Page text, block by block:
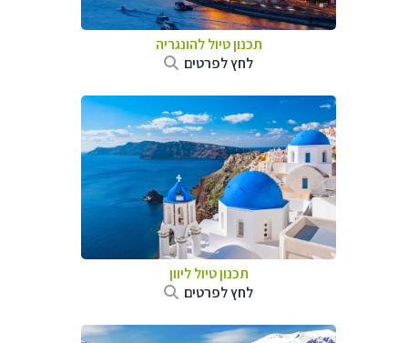
תכנון טיול להונגריה
לחץ לפרטים
תכנון טיול ליוון
לחץ לפרטים